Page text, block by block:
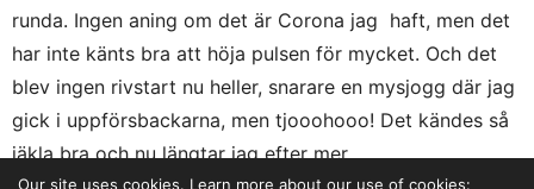
runda. Ingen aning om det är Corona jag haft, men det
har inte känts bra att höja pulsen för mycket. Och det
blev ingen rivstart nu heller, snarare en mysjogg där jag
gick i uppförsbackarna, men tjooohooo! Det kändes så
jäkla bra och nu längtar jag efter mer.
Our site uses cookies. Learn more about our use of cookies: